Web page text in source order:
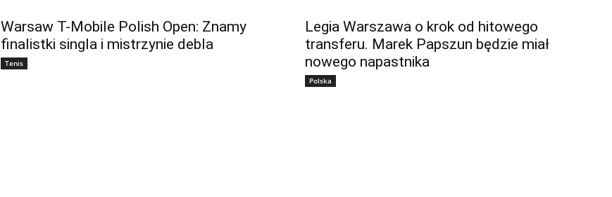
Warsaw T-Mobile Polish Open: Znamy
finalistki singla i mistrzynie debla
Tenis
Legia Warszawa o krok od hitowego
transferu. Marek Papszun będzie miał
nowego napastnika
Polska